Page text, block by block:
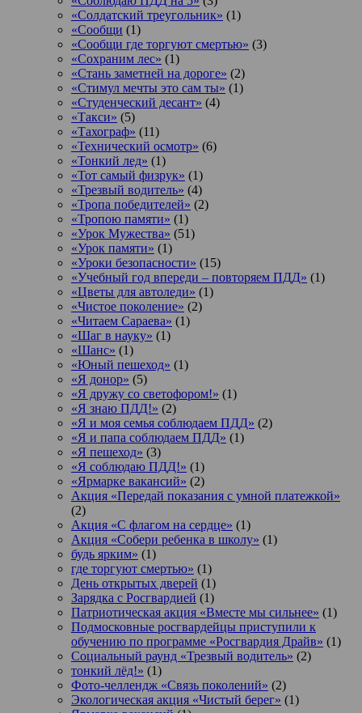
«Солдатский треугольник» (1)
«Сообщи (1)
«Сообщи где торгуют смертью» (3)
«Сохраним лес» (1)
«Стань заметней на дороге» (2)
«Стимул мечты это сам ты» (1)
«Студенческий десант» (4)
«Такси» (5)
«Тахограф» (11)
«Технический осмотр» (6)
«Тонкий лед» (1)
«Тот самый физрук» (1)
«Трезвый водитель» (4)
«Тропа победителей» (2)
«Тропою памяти» (1)
«Урок Мужества» (51)
«Урок памяти» (1)
«Уроки безопасности» (15)
«Учебный год впереди – повторяем ПДД» (1)
«Цветы для автоледи» (1)
«Чистое поколение» (2)
«Читаем Сараева» (1)
«Шаг в науку» (1)
«Шанс» (1)
«Юный пешеход» (1)
«Я донор» (5)
«Я дружу со светофором!» (1)
«Я знаю ПДД!» (2)
«Я и моя семья соблюдаем ПДД» (2)
«Я и папа соблюдаем ПДД» (1)
«Я пешеход» (3)
«Я соблюдаю ПДД!» (1)
«Ярмарке вакансий» (2)
Акция «Передай показания с умной платежкой»
(2)
Акция «С флагом на сердце» (1)
Акция «Собери ребенка в школу» (1)
будь ярким» (1)
где торгуют смертью» (1)
День открытых дверей (1)
Зарядка с Росгвардией (1)
Патриотическая акция «Вместе мы сильнее» (1)
Подмосковные росгвардейцы приступили к
обучению по программе «Росгвардия Драйв» (1)
Социальный раунд «Трезвый водитель» (2)
тонкий лёд!» (1)
Фото-челлендж «Связь поколений» (2)
Экологическая акция «Чистый берег» (1)